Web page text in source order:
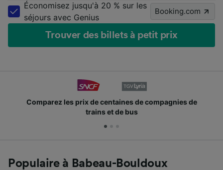
Économisez jusqu'à 20 % sur les
séjours avec Genius
Booking.com
Trouver des billets à petit prix
Comparez les prix de centaines de compagnies de
trains et de bus
Populaire à Babeau-Bouldoux